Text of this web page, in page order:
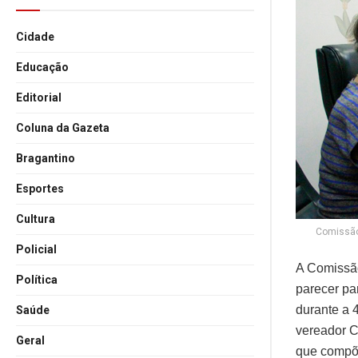
Cidade
Educação
Editorial
Coluna da Gazeta
Bragantino
Esportes
Cultura
Policial
Política
Saúde
Geral
A
parecer
durante a
vereador
que